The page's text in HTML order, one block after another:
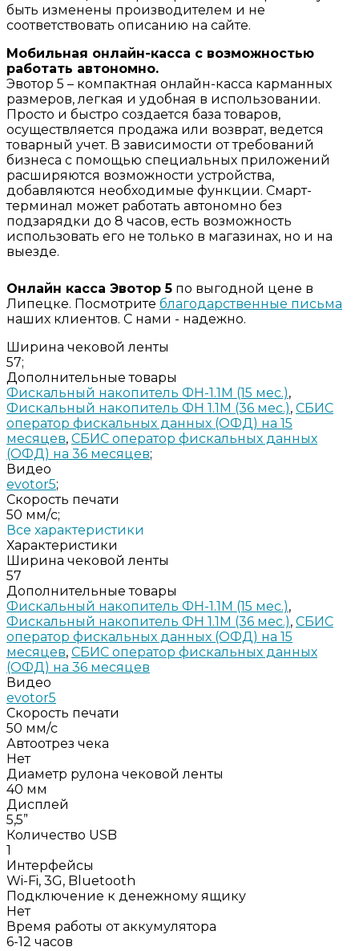
быть изменены производителем и не
соответствовать описанию на сайте.
Мобильная онлайн-касса с возможностью
работать автономно.
Эвотор 5 – компактная онлайн-касса карманных
размеров, легкая и удобная в использовании.
Просто и быстро создается база товаров,
осуществляется продажа или возврат, ведется
товарный учет. В зависимости от требований
бизнеса с помощью специальных приложений
расширяются возможности устройства,
добавляются необходимые функции. Смарт-
терминал может работать автономно без
подзарядки до 8 часов, есть возможность
использовать его не только в магазинах, но и на
выезде.
Онлайн касса Эвотор 5 по выгодной цене в
Липецке. Посмотрите благодарственные письма
наших клиентов. С нами - надежно.
Ширина чековой ленты
57;
Дополнительные товары
Фискальный накопитель ФН-1.1М (15 мес.),
Фискальный накопитель ФН 1.1М (36 мес.), СБИС
оператор фискальных данных (ОФД) на 15
месяцев, СБИС оператор фискальных данных
(ОФД) на 36 месяцев;
Видео
evotor5;
Скорость печати
50 мм/с;
Все характеристики
Характеристики
Ширина чековой ленты
57
Дополнительные товары
Фискальный накопитель ФН-1.1М (15 мес.),
Фискальный накопитель ФН 1.1М (36 мес.), СБИС
оператор фискальных данных (ОФД) на 15
месяцев, СБИС оператор фискальных данных
(ОФД) на 36 месяцев
Видео
evotor5
Скорость печати
50 мм/с
Автоотрез чека
Нет
Диаметр рулона чековой ленты
40 мм
Дисплей
5,5”
Количество USB
1
Интерфейсы
Wi-Fi, 3G, Bluetooth
Подключение к денежному ящику
Нет
Время работы от аккумулятора
6-12 часов